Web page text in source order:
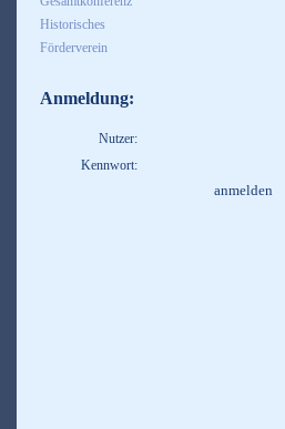
Historisches
Förderverein
Anmeldung:
Nutzer:
Kennwort: